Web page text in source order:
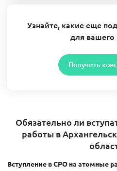
Узнайте, какие еще
для вашего
Получить
Обязательно ли
работы в
Вступление в СРО на атомные